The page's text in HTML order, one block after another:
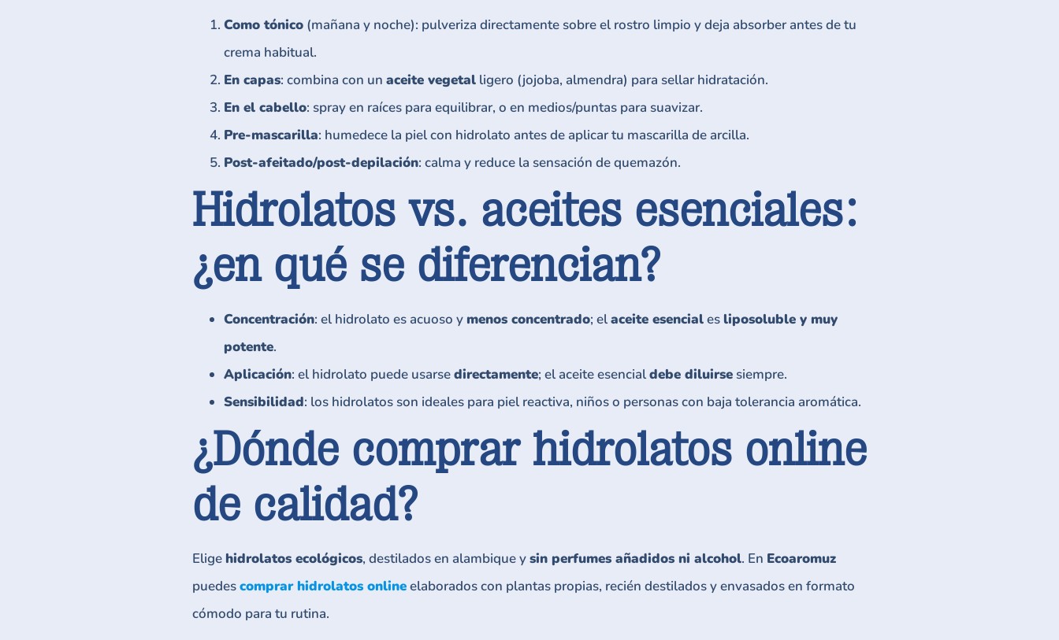
Como tónico (mañana y noche): pulveriza directamente sobre el rostro limpio y deja absorber antes de tu
crema habitual.
En capas: combina con un aceite vegetal ligero (jojoba, almendra) para sellar hidratación.
En el cabello: spray en raíces para equilibrar, o en medios/puntas para suavizar.
Pre-mascarilla: humedece la piel con hidrolato antes de aplicar tu mascarilla de arcilla.
Post-afeitado/post-depilación: calma y reduce la sensación de quemazón.
Hidrolatos vs. aceites esenciales:
¿en qué se diferencian?
Concentración: el hidrolato es acuoso y menos concentrado; elaceite esenciales liposoluble y muy
potente.
Aplicación: el hidrolato puede usarsedirectamente; el aceite esencialdebe diluirsesiempre.
Sensibilidad: los hidrolatos son ideales para piel reactiva, niños o personas con baja tolerancia aromática.
¿Dónde comprar hidrolatos online
de calidad?
Elige hidrolatos ecológicos, destilados en alambique ysin perfumes añadidos ni alcohol. En Ecoaromuz
puedescomprar hidrolatos onlineelaborados con plantas propias, recién destilados y envasados en formato
cómodo para tu rutina.